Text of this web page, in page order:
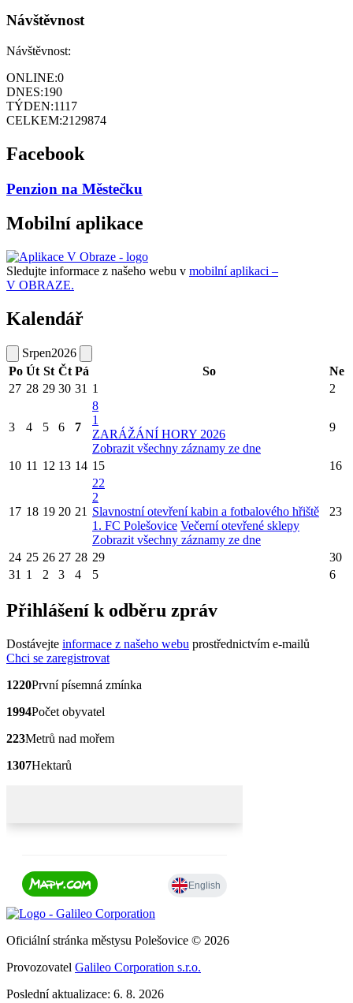
Návštěvnost
Návštěvnost:
ONLINE:0
DNES:190
TÝDEN:1117
CELKEM:2129874
Facebook
Penzion na Městečku
Mobilní aplikace
Sledujte informace z našeho webu v mobilní aplikaci –
V OBRAZE.
Kalendář
Srpen2026
Po Út St Čt Pá So
Ne
27 28 29 30 31 1 2
3 4 5 6 7
8
1
ZARÁŽÁNÍ HORY 2026
Zobrazit všechny záznamy ze dne
9
10 11 12 13 14 15 16
17 18 19 20 21
22
2
Slavnostní otevření kabin a fotbalového hřiště
1. FC Polešovice Večerní otevřené sklepy
Zobrazit všechny záznamy ze dne
23
24 25 26 27 28 29
30
31 1 2 3 4 5 6
Přihlášení k odběru zpráv
Dostávejte informace z našeho webu prostřednictvím e-mailů
Chci se zaregistrovat
1220První písemná zmínka
1994Počet obyvatel
223Metrů nad mořem
1307Hektarů
Oficiální stránka městysu Polešovice © 2026
Provozovatel Galileo Corporation s.r.o.
Poslední aktualizace: 6. 8. 2026